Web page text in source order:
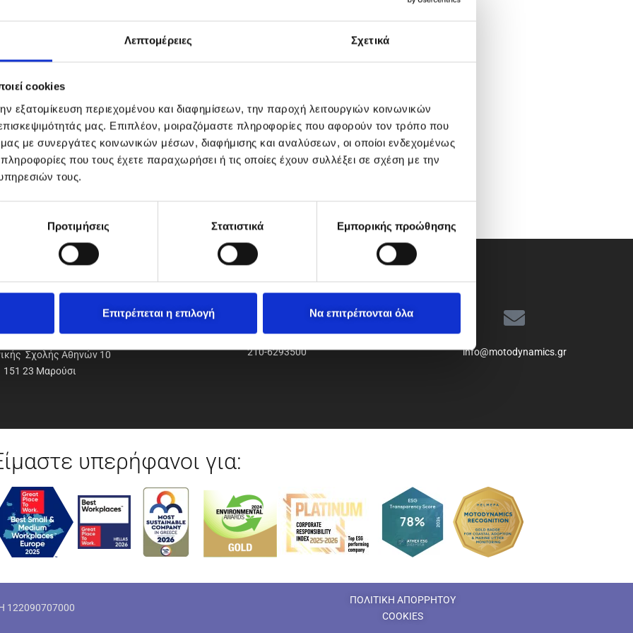
Λεπτομέρειες Σχετικά
cookies
εξατομίκευση περιεχομένου και διαφημίσεων, την παροχή λειτουργιών κοινωνικών
μας. Επιπλέον, μοιραζόμαστε πληροφορίες που αφορούν τον τρόπο που
μας με συνεργάτες κοινωνικών μέσων, διαφήμισης και αναλύσεων, οι οποίοι ενδεχομένως
που τους έχετε παραχωρήσει ή τις οποίες έχουν συλλέξει σε σχέση με την
τους.
Προτιμήσεις Στατιστικά Εμπορικής προώθησης
Επιτρέπεται η επιλογή Να επιτρέπονται όλα
Α.Ε.Ε.
Σχολής Αθηνών 10
151 23 Μαρούσι
210-6293500 info@motodynamics.gr
υπερήφανοι για:
122090707000
ΠΟΛΙΤΙΚΗ ΑΠΟΡΡΗΤΟΥ
COOKIES